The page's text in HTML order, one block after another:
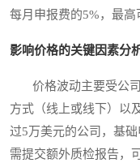
每月申报费的5%，最高
影响价格的关键因素分
价格波动主要受公司
方式（线上或线下）以
过5万美元的公司，基
需提交额外质检报告，